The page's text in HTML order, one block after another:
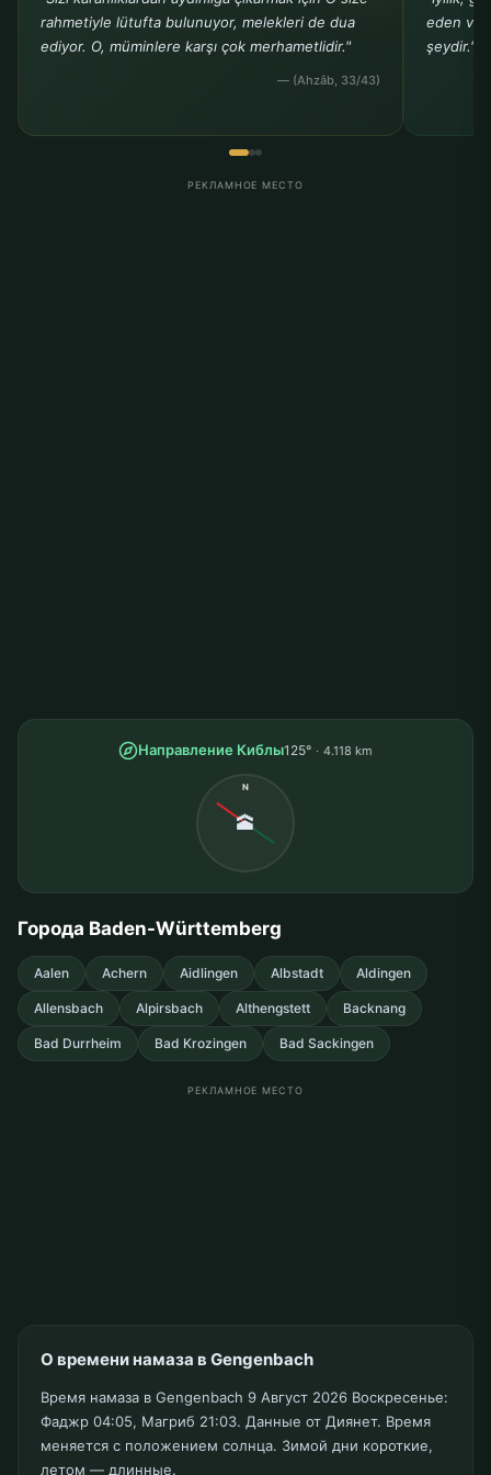
rahmetiyle lütufta bulunuyor, melekleri de dua
ediyor. O, müminlere karşı çok merhametlidir."
— (Ahzâb, 33/43)
eden ve
şeydir."
РЕКЛАМНОЕ МЕСТО
Направление Киблы125° 4.118 km
N
🕋
Города Baden-Württemberg
Aalen Achern Aidlingen Albstadt Aldingen
Allensbach Alpirsbach Althengstett Backnang
Bad Durrheim Bad Krozingen Bad Sackingen
РЕКЛАМНОЕ МЕСТО
О времени намаза в Gengenbach
Время намаза в Gengenbach 9 Август 2026 Воскресенье:
Фаджр 04:05, Магриб 21:03. Данные от Диянет. Время
меняется с положением солнца. Зимой дни короткие,
летом — длинные.